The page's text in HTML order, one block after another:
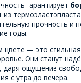
гарантирует
из
прочность и
годы.
цвете — это
Они станут
даря ощущение
с утра до вечера.